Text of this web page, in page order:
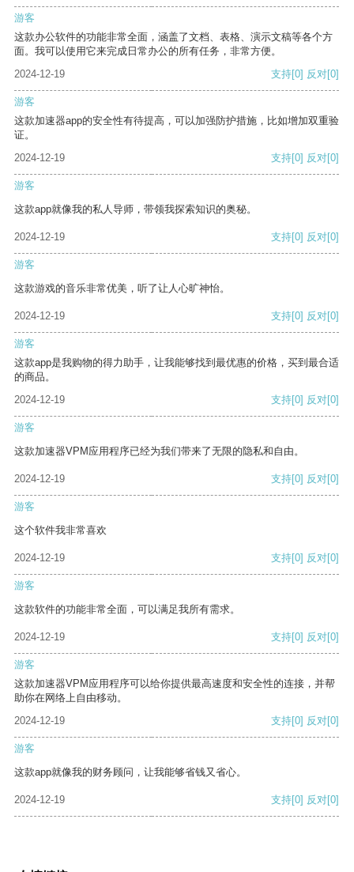
游客
这款办公软件的功能非常全面，涵盖了文档、表格、演示文稿等各个方
面。我可以使用它来完成日常办公的所有任务，非常方便。
2024-12-19
支持[0] 反对[0]
游客
这款加速器app的安全性有待提高，可以加强防护措施，比如增加双重验
证。
2024-12-19
支持[0] 反对[0]
游客
这款app就像我的私人导师，带领我探索知识的奥秘。
2024-12-19 支持[0] 反对[0]
游客
这款游戏的音乐非常优美，听了让人心旷神怡。
2024-12-19 支持[0] 反对[0]
游客
这款app是我购物的得力助手，让我能够找到最优惠的价格，买到最合适
的商品。
2024-12-19
支持[0] 反对[0]
游客
这款加速器VPM应用程序已经为我们带来了无限的隐私和自由。
2024-12-19 支持[0] 反对[0]
游客
这个软件我非常喜欢
2024-12-19 支持[0] 反对[0]
游客
这款软件的功能非常全面，可以满足我所有需求。
2024-12-19 支持[0] 反对[0]
游客
这款加速器VPM应用程序可以给你提供最高速度和安全性的连接，并帮
助你在网络上自由移动。
2024-12-19
支持[0] 反对[0]
游客
这款app就像我的财务顾问，让我能够省钱又省心。
2024-12-19 支持[0] 反对[0]